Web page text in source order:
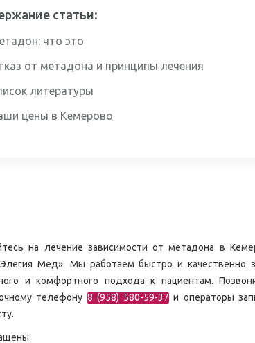
статьи:
что это
от метадона и принципы лечения
литературы
цены в Кемерово
на лечение зависимости от метадона в
Мед». Мы работаем быстро и качественно
и комфортного подхода к пациентам.
телефону 8 (958) 580-59-37 и операторы